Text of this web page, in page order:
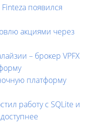
появился
акциями через
– брокер VPFX
платформу
работу с SQLite и